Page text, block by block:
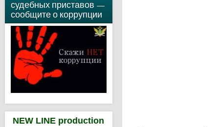
судебных приставов —
сообщите о коррупции
NEW LINE production